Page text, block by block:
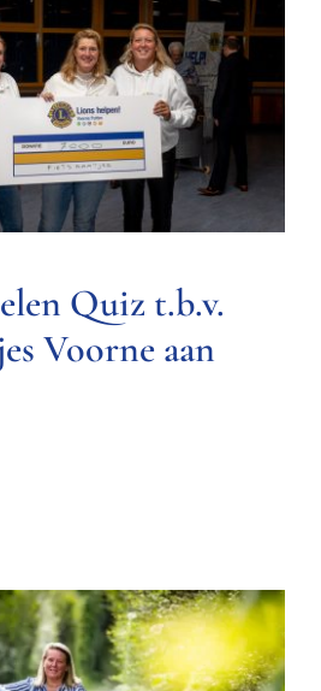
Quiz t.b.v.
Voorne aan Zee
Nieuwsitem
Quiz t.b.v.
Voorne aan